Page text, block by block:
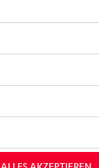
und Irrtum
nicht im Lieferumfang
sind im Preis